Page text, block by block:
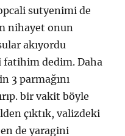
sutyenimi de
nihayet onun
akıyordu
fatihim dedim. Daha
3 parmağını
bir vakit böyle
çıktık, valizdeki
de yaragini